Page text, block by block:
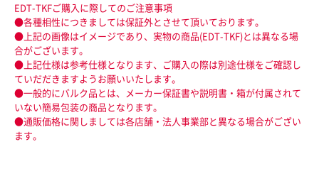
EDT-TKFご購入に際してのご注意事項
●各種相性につきましては保証外とさせて頂いております。
●上記の画像はイメージであり、実物の商品(EDT-TKF)とは異なる場
合がございます。
●上記仕様は参考仕様となります、ご購入の際は別途仕様をご確認し
ていだだきますようお願いいたします。
●一般的にバルク品とは、メーカー保証書や説明書・箱が付属されて
いない簡易包装の商品となります。
●通販価格に関しましては各店舗・法人事業部と異なる場合がござい
ます。